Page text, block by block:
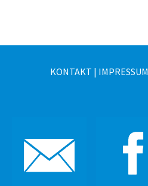
KONTAKT | IMPRESSUM